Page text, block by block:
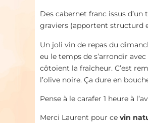
Des cabernet franc issus
graviers (apportent structurd
Un joli vin de repas du
eu le temps de s’arrondir
côtoient la fraîcheur. C’est
l’olive noire. Ça dure en
Pense à le carafer 1 heure à
Merci Laurent pour ce vin